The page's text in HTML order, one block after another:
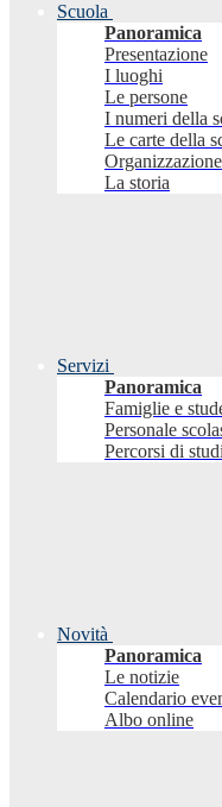
Scuola
Panoramica
Presentazione
I luoghi
Le persone
I numeri della
Le carte della
Organizzazione
La storia
Servizi
Panoramica
Famiglie e
Personale
Percorsi di
Novità
Panoramica
Le notizie
Calendario
Albo online